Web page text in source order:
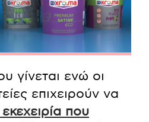
γίνεται ενώ οι
επιχειρούν να
που